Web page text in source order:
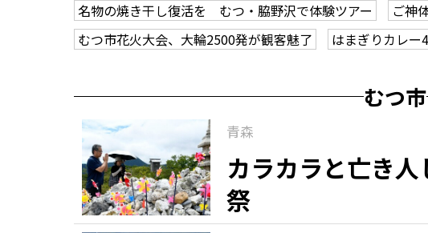
名物の焼き干し復活を むつ・脇野沢で体験ツアー
ご神
むつ市花火大会、大輪2500発が観客魅了
はまぎりカレ
むつ市
青森
カラカラと亡き
祭